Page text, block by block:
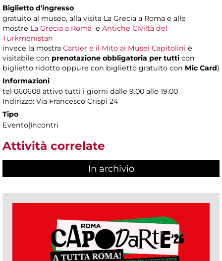
Biglietto d'ingresso
gratuito al museo, alla visita La Grecia a Roma e alle
mostre La Grecia a Roma e Antiche Civiltà del
Turkmenistan
invece la mostra Cartier e il Mito ai Musei Capitolini è
visitabile con prenotazione obbligatoria per tutti con
biglietto ridotto oppure con biglietto gratuito con Mic Card)
Informazioni
tel 060608 attivo tutti i giorni dalle 9.00 alle 19.00
Indirizzo: Via Francesco Crispi 24
Tipo
Evento|Incontri
Attività correlate
In archivio